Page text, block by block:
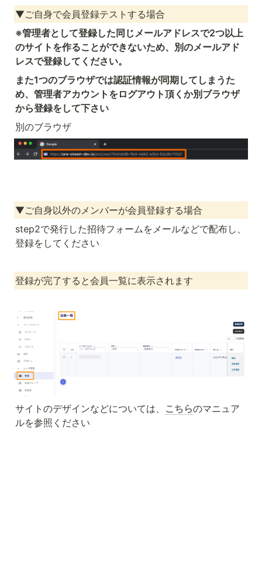
▼ご自身で会員登録テストする場合
※管理者として登録した同じメールアドレスで2つ以上
のサイトを作ることができないため、別のメールアド
レスで登録してください。
また1つのブラウザでは認証情報が同期してしまうた
め、管理者アカウントをログアウト頂くか別ブラウザ
から登録をして下さい
別のブラウザ
▼ご自身以外のメンバーが会員登録する場合
step2で発行した招待フォームをメールなどで配布し、
登録をしてください
登録が完了すると会員一覧に表示されます
サイトのデザインなどについては、 こちらのマニュア
ルを参照ください